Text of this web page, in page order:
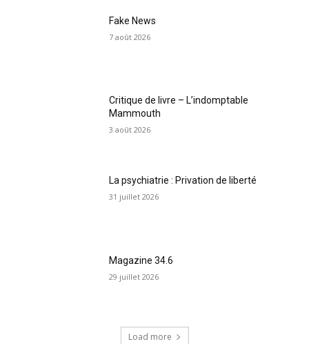
Fake News
7 août 2026
Critique de livre – L’indomptable
Mammouth
3 août 2026
La psychiatrie : Privation de liberté
31 juillet 2026
Magazine 34.6
29 juillet 2026
Load more